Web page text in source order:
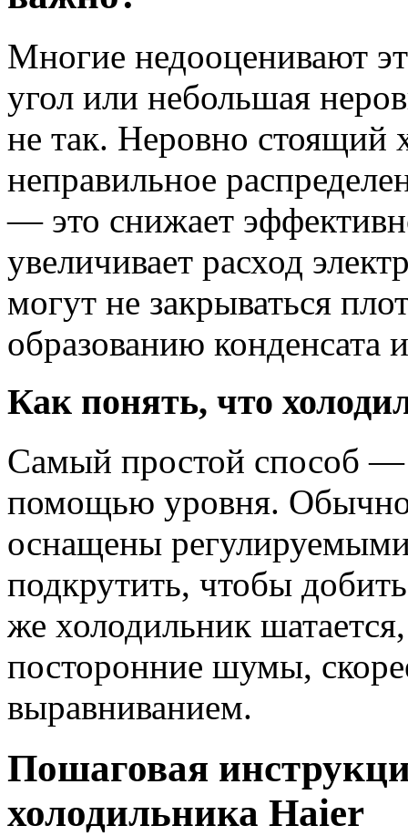
Многие недооценивают
угол или небольшая
не так. Неровно стоящий
неправильное
— это снижает
увеличивает расход
могут не закрываться
образованию конденсата
Как понять, что
Самый простой способ —
помощью уровня.
оснащены
подкрутить, чтобы
же холодильник
посторонние шумы,
выравниванием.
Пошаговая
холодильника Haier